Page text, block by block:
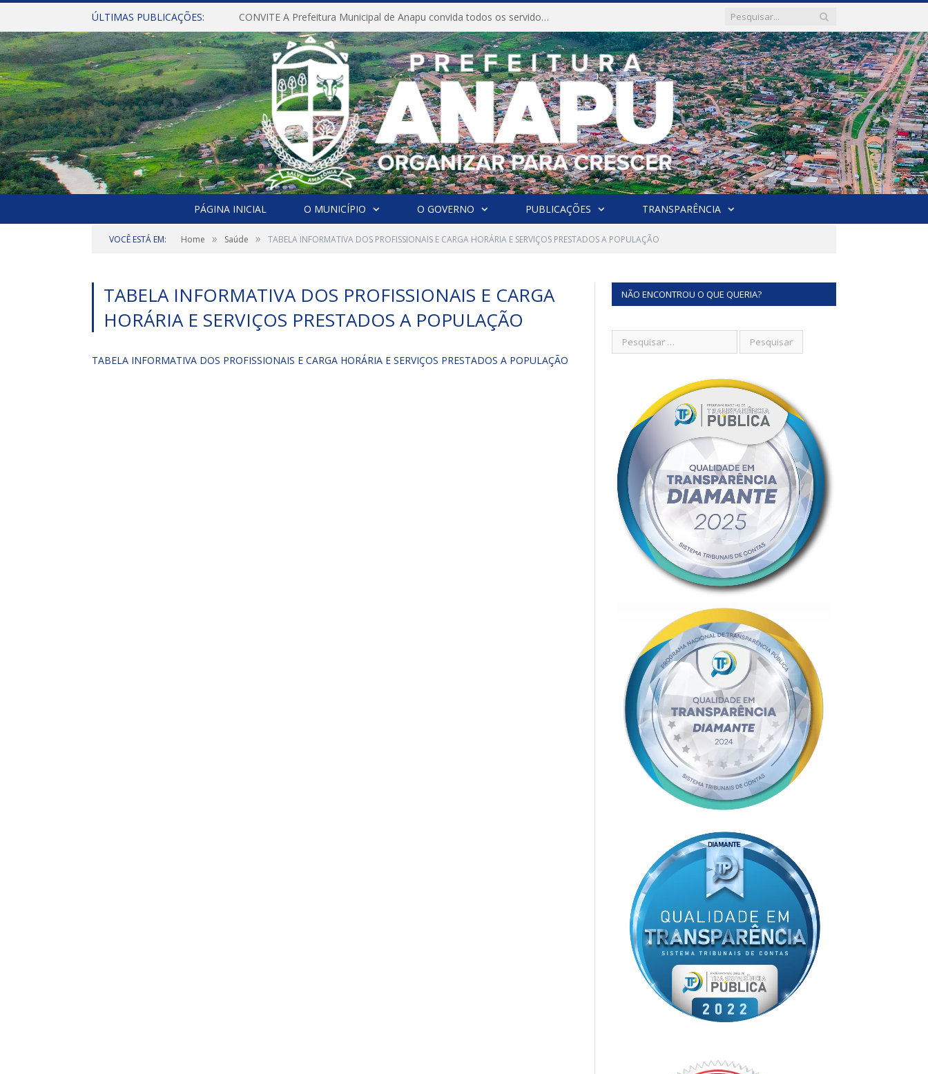
ÚLTIMAS PUBLICAÇÕES: CONVITE A Prefeitura Municipal de Anapu convida todos os servidores públicos municipais para participarem da Audiência Pública de discussão da Lei de Diretrizes Orçamentárias (LDO), importante instrumento de planejamento das ações e investimentos da Administração Pública para o próximo exercício financeiro.
PÁGINA INICIAL O MUNICÍPIO O GOVERNO PUBLICAÇÕES TRANSPARÊNCIA
VOCÊ ESTÁ EM: Home » Saúde » TABELA INFORMATIVA DOS PROFISSIONAIS E CARGA HORÁRIA E SERVIÇOS PRESTADOS A POPULAÇÃO
TABELA INFORMATIVA DOS PROFISSIONAIS E CARGA
HORÁRIA E SERVIÇOS PRESTADOS A POPULAÇÃO
TABELA INFORMATIVA DOS PROFISSIONAIS E CARGA HORÁRIA E SERVIÇOS PRESTADOS A POPULAÇÃO
NÃO ENCONTROU O QUE QUERIA?